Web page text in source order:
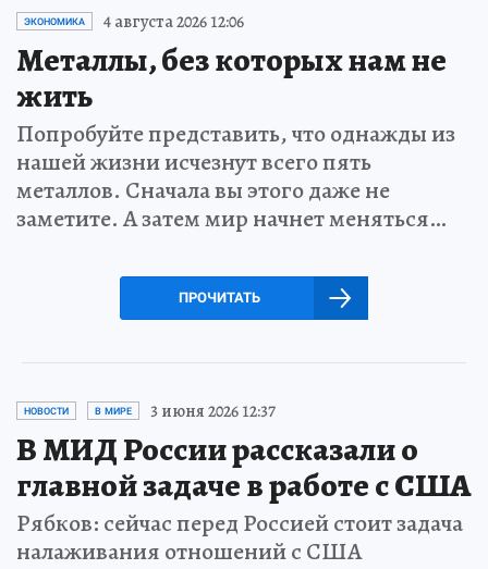
ЭКОНОМИКА 4 августа 2026 12:06
Металлы, без которых нам не
жить
Попробуйте представить, что однажды из
нашей жизни исчезнут всего пять
металлов. Сначала вы этого даже не
заметите. А затем мир начнет меняться…
ПРОЧИТАТЬ
НОВОСТИ В МИРЕ 3 июня 2026 12:37
В МИД России рассказали о
главной задаче в работе с США
Рябков: сейчас перед Россией стоит задача
налаживания отношений с США